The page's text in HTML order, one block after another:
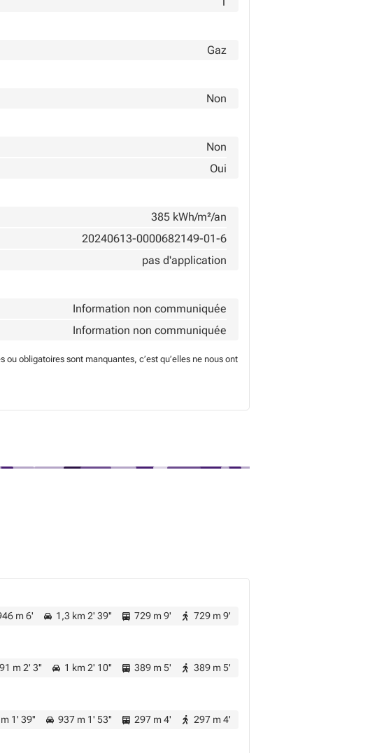
Gaz
Non
Non
Oui
385 kWh/m²/an
20240613-0000682149-01-6
pas d'application
Information non communiquée
Information non communiquée
obligatoires sont manquantes, c’est qu’elles ne nous ont
m 6' 1,3 km 2' 39'' 729 m 9' 729 m 9'
m 2' 3'' 1 km 2' 10'' 389 m 5' 389 m 5'
1' 39'' 937 m 1' 53'' 297 m 4' 297 m 4'